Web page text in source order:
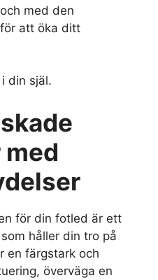
med den
att öka ditt
din själ.
med
för din fotled är ett
håller din tro på
en färgstark och
överväga en